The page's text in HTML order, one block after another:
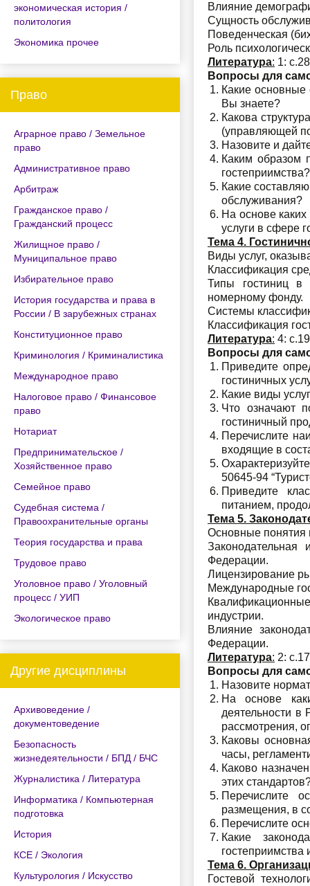
экономическая история /
политология
Экономика прочее
Право
Аграрное право / Земельное
право
Административное право
Арбитраж
Гражданское право /
Гражданский процесс
Жилищное право /
Муниципальное право
Избирательное право
История государства и права в
России / В зарубежных странах
Конституционное право
Криминология / Криминалистика
Международное право
Налоговое право / Финансовое
право
Нотариат
Предпринимательское /
Хозяйственное право
Семейное право
Судебная система /
Правоохранительные органы
Теория государства и права
Трудовое право
Уголовное право / Уголовный
процесс / УИП
Экологическое право
Другие дисциплины
Архивоведение /
документоведение
Безопасность
жизнедеятельности / БПД / БЧС
Журналистика / Литература
Информатика / Компьютерная
подготовка
История
КСЕ / Экология
Культурология / Искусство
Влияние
Сущность
Поведенческая
Роль
Литература: 1:
Вопросы для
Какие основные
Вы знаете?
Какова
(управляющей
Назовите и
Каким образом
гостеприимства?
Какие
обслуживания?
На основе
услуги в сфере
Тема 4.
Виды услуг,
Классификация
Типы гостиниц в
номерному фонду.
Системы
Классификация
Литература: 4:
Вопросы для
Приведите
гостиничных
Какие виды
Что означают
гостиничный
Перечислите
входящие в
50645-94
Приведите
питанием,
Тема 5.
Основные понятия
Законодательная
Федерации.
Лицензирование
Международные
индустрии.
Влияние
Федерации.
Литература: 2:
Вопросы для
Назовите
На основе
деятельности
рассмотрения,
Каковы
часы,
Каково
этих
Перечислите
размещения, в
Перечислите
Какие
Тема 6.
Гостевой